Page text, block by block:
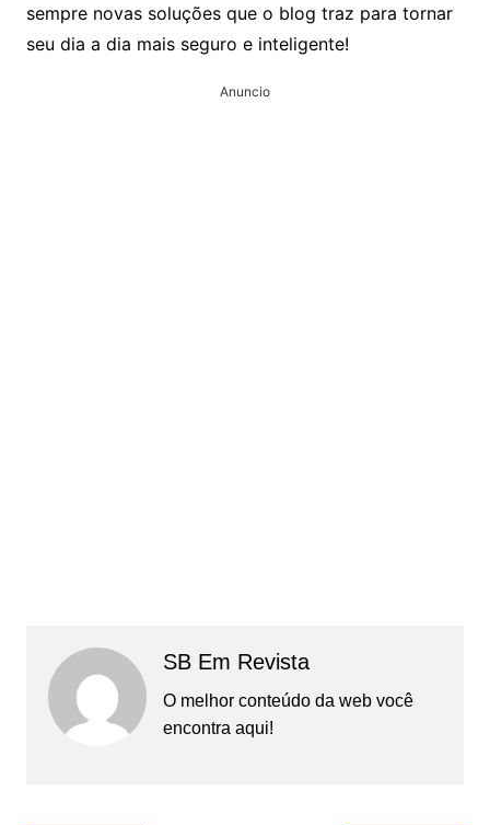
sempre novas soluções que o blog traz para tornar
seu dia a dia mais seguro e inteligente!
Anuncio
SB Em Revista
O melhor conteúdo da web você
encontra aqui!